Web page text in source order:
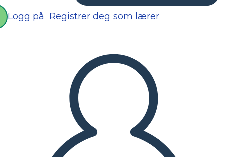
Logg på Registrer deg som lærer